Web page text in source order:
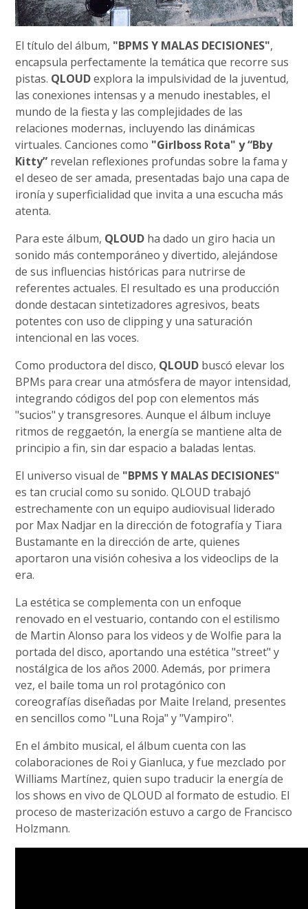
El título del álbum, "BPMS Y MALAS DECISIONES",
encapsula perfectamente la temática que recorre sus
pistas. QLOUDexplora la impulsividad de la juventud,
las conexiones intensas y a menudo inestables, el
mundo de la fiesta y las complejidades de las
relaciones modernas, incluyendo las dinámicas
virtuales. Canciones como "Girlboss Rota" y “Bby
Kitty” revelan reflexiones profundas sobre la fama y
el deseo de ser amada, presentadas bajo una capa de
ironía y superficialidad que invita a una escucha más
atenta.
Para este álbum, QLOUD ha dado un giro hacia un
sonido más contemporáneo y divertido, alejándose
de sus influencias históricas para nutrirse de
referentes actuales. El resultado es una producción
donde destacan sintetizadores agresivos, beats
potentes con uso de clipping y una saturación
intencional en las voces.
Como productora del disco, QLOUD buscó elevar los
BPMs para crear una atmósfera de mayor intensidad,
integrando códigos del pop con elementos más
"sucios" y transgresores. Aunque el álbum incluye
ritmos de reggaetón, la energía se mantiene alta de
principio a fin, sin dar espacio a baladas lentas.
El universo visual de "BPMS Y MALAS DECISIONES"
es tan crucial como su sonido. QLOUD trabajó
estrechamente con un equipo audiovisual liderado
por Max Nadjar en la dirección de fotografía y Tiara
Bustamante en la dirección de arte, quienes
aportaron una visión cohesiva a los videoclips de la
era.
La estética se complementa con un enfoque
renovado en el vestuario, contando con el estilismo
de Martin Alonso para los videos y de Wolfie para la
portada del disco, aportando una estética "street" y
nostálgica de los años 2000. Además, por primera
vez, el baile toma un rol protagónico con
coreografías diseñadas por Maite Ireland, presentes
en sencillos como "Luna Roja" y "Vampiro".
En el ámbito musical, el álbum cuenta con las
colaboraciones de Roi y Gianluca, y fue mezclado por
Williams Martínez, quien supo traducir la energía de
los shows en vivo de QLOUD al formato de estudio. El
proceso de masterización estuvo a cargo de Francisco
Holzmann.